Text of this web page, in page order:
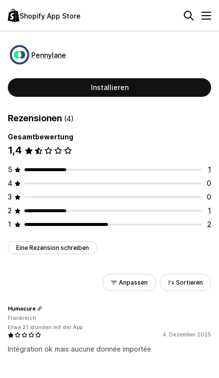
Shopify App Store
Pennylane
Installieren
Rezensionen (4)
Gesamtbewertung
1,4
5
1
4
0
3
0
2
1
1
2
Eine Rezension schreiben
Anpassen Sortieren
4. Dezember 2025
Intégration ok mais aucune donnée importée
Humacure
Frankreich
Etwa 21 stunden mit der App